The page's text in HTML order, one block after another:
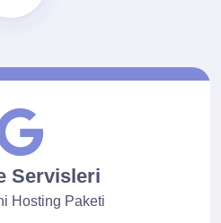
Servisleri
Hosting Paketi